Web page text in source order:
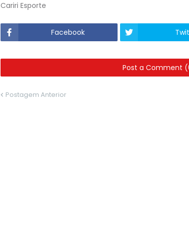
Cariri Esporte
Facebook
Post a Comment
Postagem Anterior